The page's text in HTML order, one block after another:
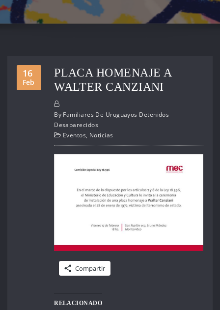
16
Feb
PLACA HOMENAJE A
WALTER CANZIANI
By Familiares De Uruguayos Detenidos
Desaparecidos
Eventos, Noticias
Compartir
RELACIONADO